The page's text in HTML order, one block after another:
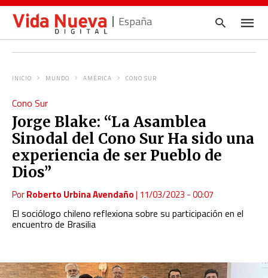
España
pulsa
en
INICIO MUNDO AMÉRICA CONO SUR
Cono Sur
Jorge Blake: “La Asamblea
Sinodal del Cono Sur Ha sido una
experiencia de ser Pueblo de
Dios”
PorRoberto Urbina Avendaño| 11/03/2023 - 00:07
El sociólogo chileno reflexiona sobre su participación en el
encuentro de Brasilia